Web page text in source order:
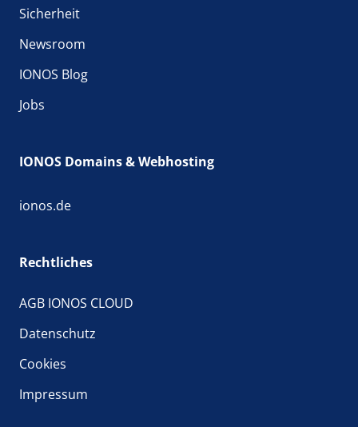
Sicherheit
Newsroom
IONOS Blog
Jobs
IONOS Domains & Webhosting
ionos.de
Rechtliches
AGB IONOS CLOUD
Datenschutz
Cookies
Impressum